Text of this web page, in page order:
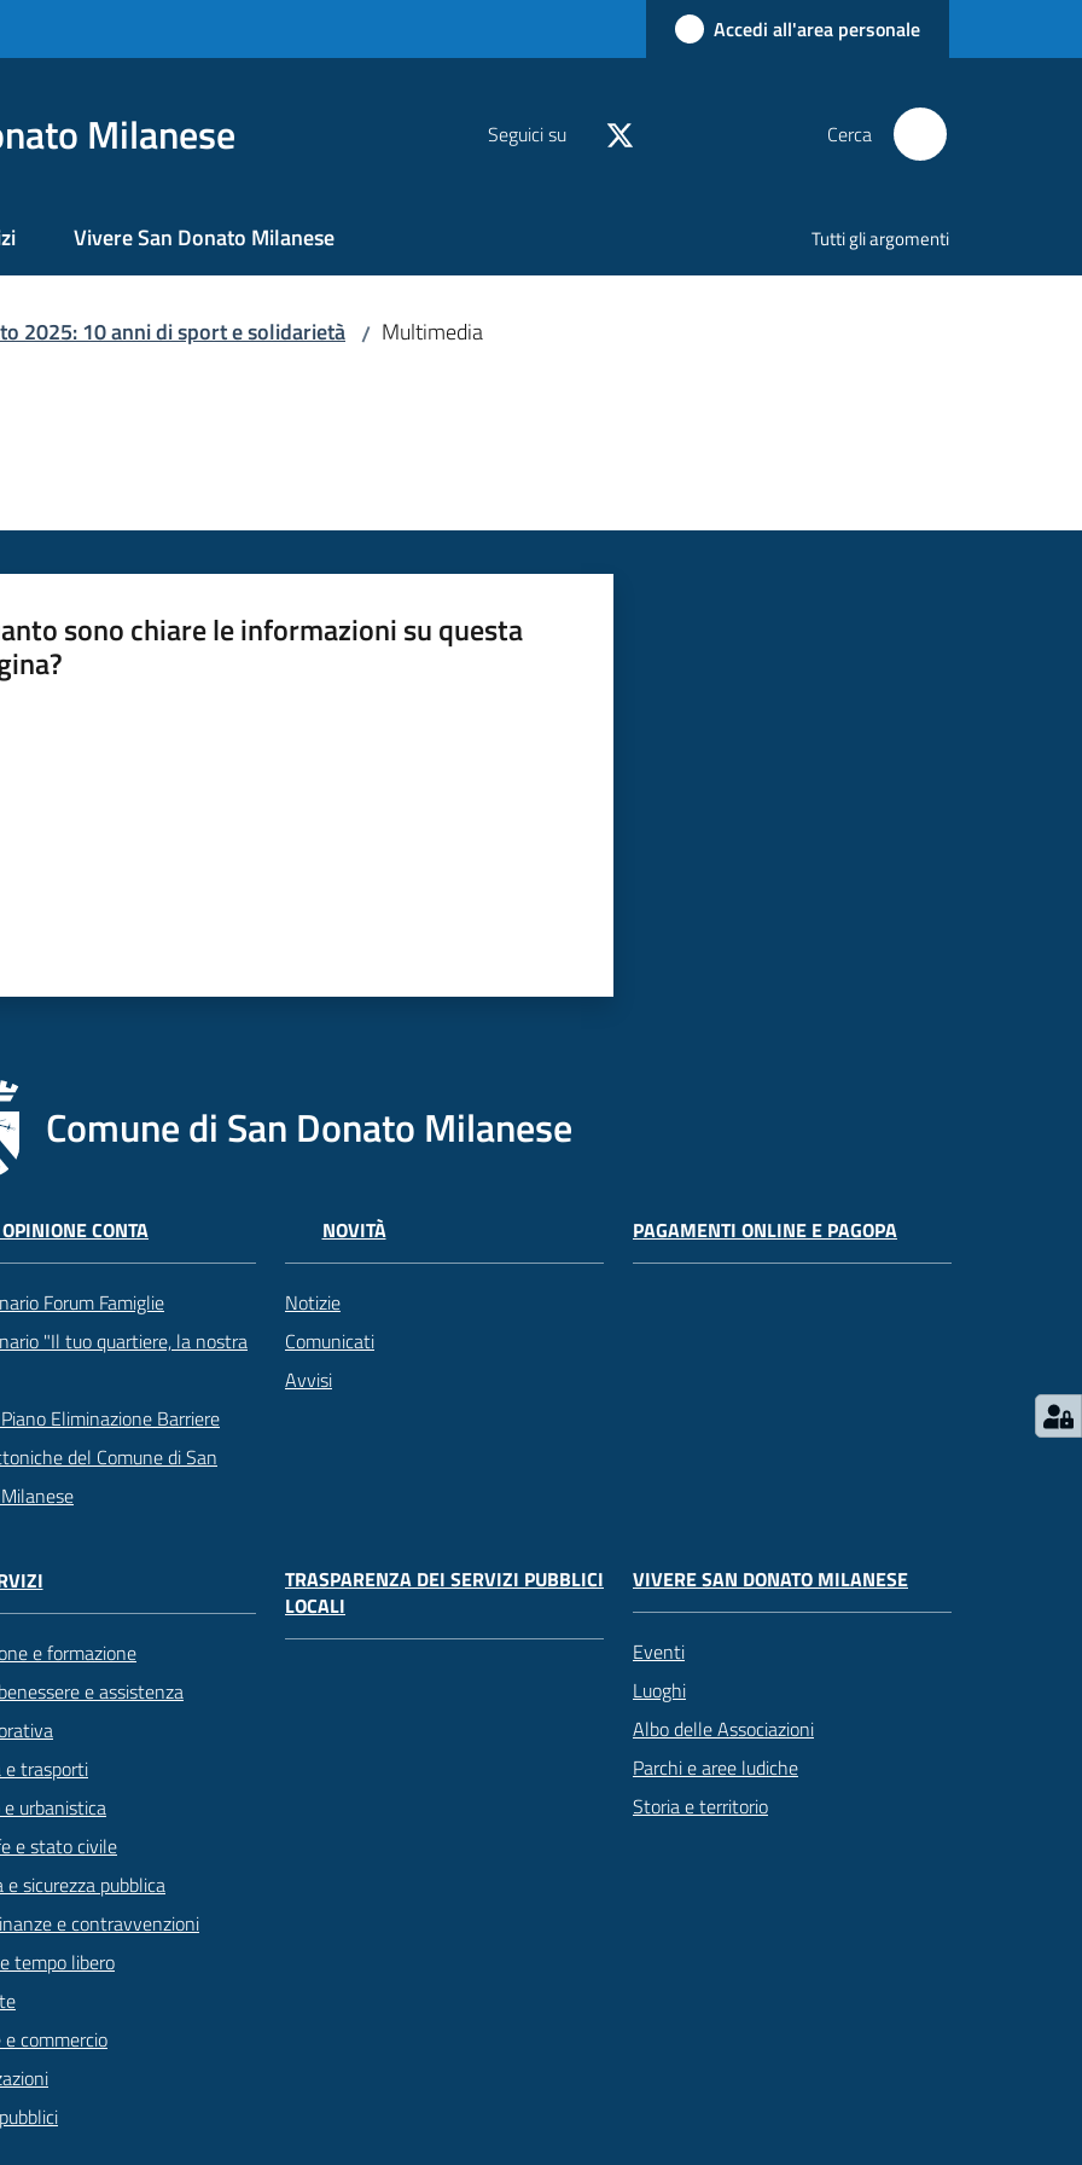
Accedi all'area personale
Milanese Seguici su Cerca
Vivere San Donato Milanese Tutti gli argomenti
2025: 10 anni di sport e solidarietà / Multimedia
sono chiare le informazioni su questa
Comune di San Donato Milanese
CONTA
Forum Famiglie
"Il tuo quartiere, la nostra
Eliminazione Barriere
del Comune di San
NOVITÀ
Notizie
Comunicati
Avvisi
PAGAMENTI ONLINE E PAGOPA
e formazione
e assistenza
e trasporti
urbanistica
e stato civile
e sicurezza pubblica
e contravvenzioni
tempo libero
e commercio
TRASPARENZA DEI SERVIZI PUBBLICI
LOCALI
VIVERE SAN DONATO MILANESE
Eventi
Luoghi
Albo delle Associazioni
Parchi e aree ludiche
Storia e territorio